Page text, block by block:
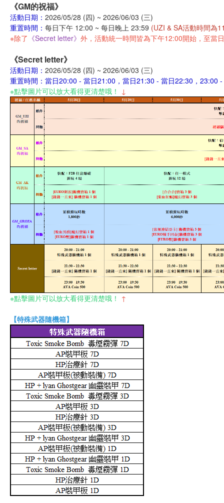
《GM的祝福》
活動日期： 2026/05/28 (四) ~ 2026/06/03 (三)
重置時間： 每日下午 12:00 ~ 每日晚上 23:59 (UZI & SA活動時間為
※除了 《Secret letter》 外，活動統一時間皆為下午12:00開始，至當
《Secret letter》
活動日期： 2026/05/28 (四) ~ 2026/06/03 (三)
重置時間：當日20:00 - 當日21:00，當日21:30 - 當日22:30，23:00
※點擊圖片可以放大看得更清楚哦！ ↓
※點擊圖片可以放大看得更清楚哦！ ↑
【特殊武器隨機箱】